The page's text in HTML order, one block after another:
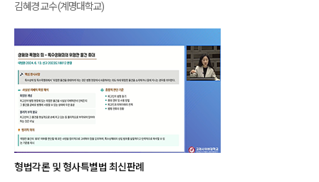
김혜경 교수 (계명대학교)
형법각론 및 형사특별법 최신판례